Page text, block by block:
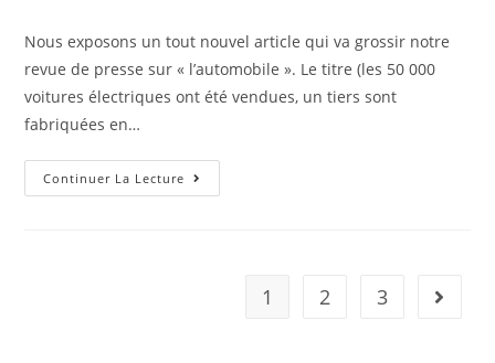
Le
6
Juin
2010}
Nous exposons un tout nouvel article qui va grossir notre
revue de presse sur « l’automobile ». Le titre (les 50 000
voitures électriques ont été vendues, un tiers sont
fabriquées en…
Continuer La Lecture Infos
Pour
1 2 3 Aller à